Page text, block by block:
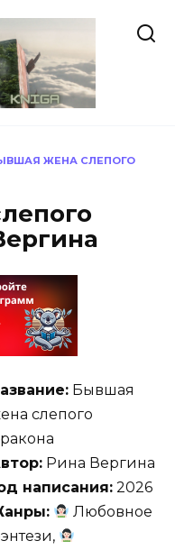
ЖЕНА СЛЕПОГО
Бывшая
слепого
Рина Вергина
написания: 2026
Любовное